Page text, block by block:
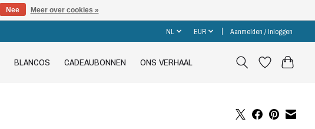
NL EUR Aanmelden / Inloggen
BLANCOS CADEAUBONNEN ONS VERHAAL
Nee Meer over cookies »